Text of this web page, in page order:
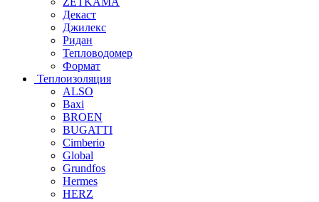
Декаст
Джилекс
Ридан
Тепловодомер
Формат
Теплоизоляция
ALSO
Baxi
BROEN
BUGATTI
Cimberio
Global
Grundfos
Hermes
HERZ